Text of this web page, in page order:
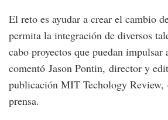
El reto es ayudar a crear el cambio
permita la integración de diversos
cabo proyectos que puedan impulsar
comentó Jason Pontin, director y
publicación MIT Techology Review,
prensa.